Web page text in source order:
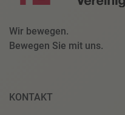
Wir bewegen.
Bewegen Sie mit uns.
KONTAKT